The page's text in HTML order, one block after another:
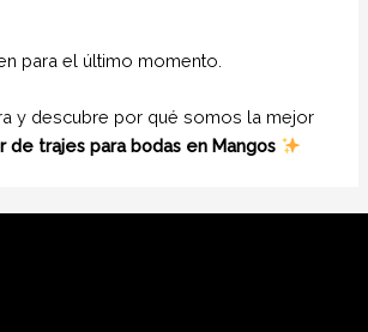
para el último momento.
y descubre por qué somos la mejor
de trajes para bodas en Mangos